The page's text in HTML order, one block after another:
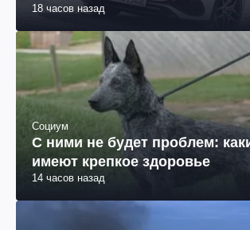
18 часов назад
Социум
С ними не будет проблем:
имеют крепкое здоровье
14 часов назад